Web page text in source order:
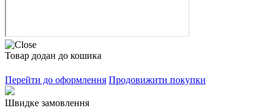
Товар додан до кошика
Перейти до оформлення Продовижити покупки
Швидке замовлення